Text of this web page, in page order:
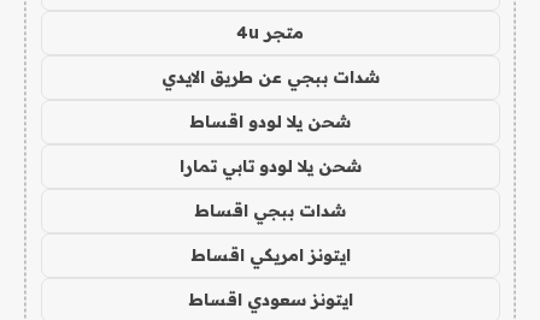
متجر 4u
شدات ببجي عن طريق الايدي
شحن يلا لودو اقساط
شحن يلا لودو تابي تمارا
شدات ببجي اقساط
ايتونز امريكي اقساط
ايتونز سعودي اقساط